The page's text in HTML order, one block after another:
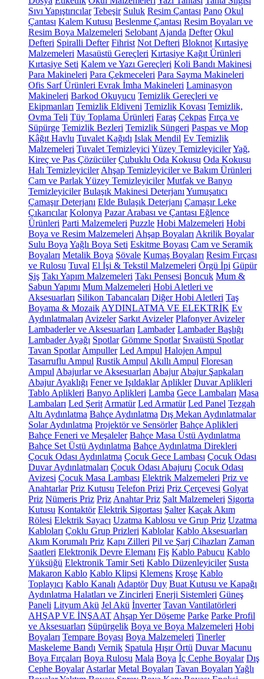
Sıvı Yapıştırıcılar Tebeşir Suluk Resim Çantası Pano Okul
Çantası Kalem Kutusu Beslenme Çantası Resim Boyaları ve
Resim Boya Malzemeleri Selobant Ajanda Defter Okul
Defteri Spiralli Defter Fihrist Not Defteri Bloknot Kırtasiye
Malzemeleri Masaüstü Gereçleri Kırtasiye Kağıt Ürünleri
Kırtasiye Seti Kalem ve Yazı Gereçleri Koli Bandı Makinesi
Para Makineleri Para Çekmeceleri Para Sayma Makineleri
Ofis Sarf Ürünleri Evrak İmha Makineleri Laminasyon
Makineleri Barkod Okuyucu Temizlik Gereçleri ve
Ekipmanları Temizlik Eldiveni Temizlik Kovası Temizlik,
Ovma Teli Tüy Toplama Ürünleri Faraş Çekpas Fırça ve
Süpürge Temizlik Bezleri Temizlik Süngeri Paspas ve Mop
Kâğıt Havlu Tuvalet Kağıdı Islak Mendil Ev Temizlik
Malzemeleri Tuvalet Temizleyici Yüzey TemizleyicilerYağ,
Kireç ve Pas Çözücüler Çubuklu Oda Kokusu Oda Kokusu
Halı Temizleyiciler Ahşap Temizleyiciler ve Bakım Ürünleri
Cam ve Parlak Yüzey Temizleyiciler Mutfak ve Banyo
Temizleyiciler Bulaşık Makinesi Deterjanı Yumuşatıcı
Çamaşır Deterjanı Elde Bulaşık Deterjanı Çamaşır Leke
Çıkarıcılar Kolonya Pazar Arabası ve Çantası Eğlence
Ürünleri Parti Malzemeleri Puzzle Hobi Malzemeleri Hobi
Boya ve Resim Malzemeleri Ahşap Boyaları Akrilik Boyalar
Sulu Boya Yağlı Boya Seti Eskitme Boyası Cam ve Seramik
Boyaları Metalik Boya Şövale Kumaş Boyaları Resim Fırçası
ve Rulosu Tuval El İşi & Tekstil Malzemeleri Örgü İpi Güpür
Şiş Takı Yapım Malzemeleri Takı Pensesi Boncuk Mum &
Sabun Yapımı Mum Malzemeleri Hobi Aletleri ve
Aksesuarları Silikon Tabancaları Diğer Hobi Aletleri Taş
Boyama & Mozaik AYDINLATMA VE ELEKTRİK Ev
Aydınlatmaları Avizeler Sarkıt Avizeler Plafonyer Avizeler
Lambaderler ve Aksesuarları Lambader Lambader Başlığı
Lambader Ayağı Spotlar Gömme Spotlar Sıvaüstü Spotlar
Tavan Spotlar Ampuller Led Ampul Halojen Ampul
Tasarruflu Ampul Rustik Ampul Akıllı Ampul Floresan
Ampul Abajurlar ve Aksesuarları Abajur Abajur Şapkaları
Abajur Ayaklığı Fener ve Işıldaklar Aplikler Duvar Aplikleri
Tablo Aplikleri Banyo Aplikleri Lamba Gece Lambaları Masa
Lambaları Led Şerit Armatür Led Armatür Led Panel Tezgah
Altı Aydınlatma Bahçe Aydınlatma Dış Mekan Aydınlatmalar
Solar Aydınlatma Projektör ve Sensörler Bahçe Aplikleri
Bahçe Feneri ve Meşaleler Bahçe Masa Üstü Aydınlatma
Bahçe Set Üstü Aydınlatma Bahçe Aydınlatma Direkleri
Çocuk Odası Aydınlatma Çocuk Gece Lambası Çocuk Odası
Duvar Aydınlatmaları Çocuk Odası Abajuru Çocuk Odası
Avizesi Çocuk Masa Lambası Elektrik Malzemeleri Priz ve
Anahtarlar Priz Kutusu Telefon Prizi Priz Çerçevesi Golyat
Priz Nümeris Priz Priz Anahtar Priz Şalt Malzemeleri Sigorta
Kutusu Kontaktör Elektrik Sigortası Şalter Kaçak Akım
Rölesi Elektrik Sayacı Uzatma Kablosu ve Grup Priz Uzatma
Kabloları Çoklu Grup Prizleri Kablolar Kablo Aksesuarları
Akım Korumalı Priz Kapı Zilleri Pil ve Şarj Cihazları Zaman
Saatleri Elektronik Devre Elemanı Fiş Kablo Pabucu Kablo
Yüksüğü Elektronik Tamir Seti Kablo Düzenleyiciler Susta
Makaron Kablo Kablo Klipsi Klemens Kroşe Kablo
Toplayıcı Kablo Kanalı Adaptör Duy Buat Kutusu ve Kapağı
Aydınlatma Halatları ve Zincirleri Enerji Sistemleri Güneş
Paneli Lityum Akü Jel Akü İnverter Tavan Vantilatörleri
AHŞAP VE İNŞAAT Ahşap Yer Döşeme Parke Parke Profil
ve Aksesuarları Süpürgelik Boya ve Boya Malzemeleri Hobi
Boyaları Tempare Boyası Boya Malzemeleri Tinerler
Maskeleme Bandı Vernik Spatula Hışır Örtü Duvar Macunu
Boya Fırçaları Boya Rulosu Mala Boya İç Cephe Boyalar Dış
Cephe Boyalar Astarlar Metal Boyaları Tavan Boyaları Yağlı